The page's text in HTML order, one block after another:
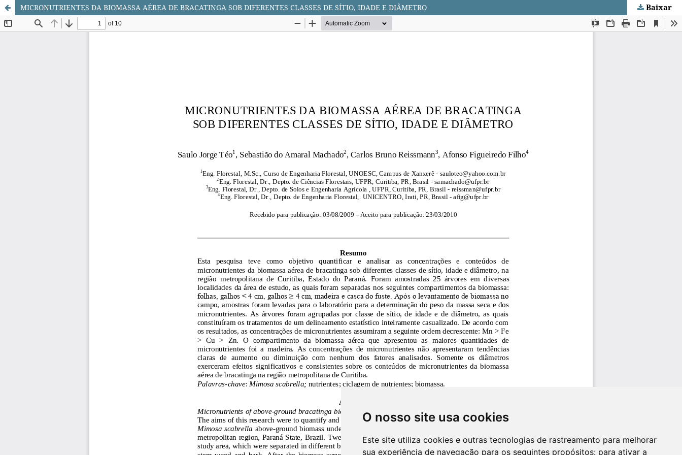
O nosso site usa cookies
Este site utiliza cookies e outras tecnologias de rastreamento para melhorar
sua experiência de navegação para os seguintes propósitos: para ativar a
MICRONUTRIENTES DA BIOMASSA AÉREA DE BRACATINGA SOB DIFERENTES CLASSES DE SÍTIO, IDADE E DIÂMETRO Baixar